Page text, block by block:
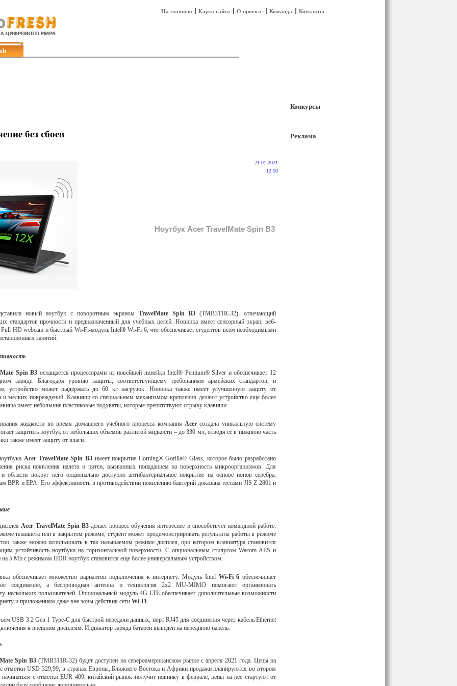
На главную Карта сайта О проекте Команда Контакты
без сбоев
Ноутбук Acer TravelMate Spin B3
21.01.2021
12:50
новый ноутбук с поворотным экраном TravelMate Spin B3(TMB311R-32), отвечающий
стандартов прочности и предназначенный для учебных целей. Новинка имеет сенсорный экран, веб-
HD webcam и быстрый Wi-Fi-модуль Intel® Wi-Fi 6, что обеспечивает студентов всем необходимыми
занятий.
Spin B3 оснащается процессорами из новейшей линейки Intel® Pentium® Silver и обеспечивает 12
заряде. Благодаря уровню защиты, соответствующему требованиям армейских стандартов, и
устройство может выдержать до 60 кг нагрузок. Новинка также имеет улучшенную защиту от
и мелких повреждений. Клавиши со специальным механизмом крепления делают устройство еще более
имеет небольшие пластиковые подхваты, которые препятствуют отрыву клавиши.
жидкости во время домашнего учебного процесса компания Acerсоздала уникальную систему
защитить ноутбук от небольших объемов разлитой жидкости – до 330 мл, отводя ее в нижнюю часть
также имеет защиту от влаги.
Acer TravelMate Spin B3имеет покрытие Corning® Gorilla® Glass, которое было разработано
риска появления налета и пятен, вызванных попаданием на поверхность микроорганизмов. Для
области вокруг него опционально доступно антибактериальное покрытие на основе ионов серебра,
BPR и EPA. Его эффективность в противодействии появлению бактерий доказана тестами JIS Z 2801 и
Acer TravelMate Spin B3делает процесс обучения интереснее и способствует командной работе:
планшета или в закрытом режиме, студент может продемонстрировать результаты работы в режиме
также можно использовать в так называемом режиме дисплея, при котором клавиатура становится
устойчивость ноутбука на горизонтальной поверхности. С опциональным стилусом Wacom AES и
на 5 Мп с режимом HDR ноутбук становится еще более универсальным устройством.
обеспечивает множество вариантов подключения к интернету. Модуль IntelWi-Fi 6 обеспечивает
соединение, а беспроводная антенна и технология 2x2 MU-MIMO помогают организовать
нескольких пользователей. Опциональный модуль 4G LTE обеспечивает дополнительные возможности
и приложениям даже вне зоны действия сети Wi-Fi.
USB 3.2 Gen 1 Type-C для быстрой передачи данных, порт RJ45 для соединения через кабель Ethernet
к внешним дисплеям. Индикатор заряда батареи выведен на переднюю панель.
Spin B3 (TMB311R-32) будет доступен на североамериканском рынке с апреля 2021 года. Цены на
отметки USD 329,99; в странах Европы, Ближнего Востока и Африки продажи планируются во втором
начинаться с отметки EUR 409; китайский рынок получит новинку в феврале, цены на нее стартуют от
Конкурсы
Реклама